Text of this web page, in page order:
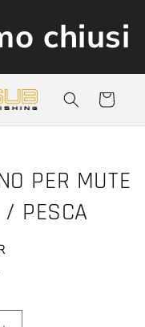
chiusi
Carrello
PER MUTE
PESCA